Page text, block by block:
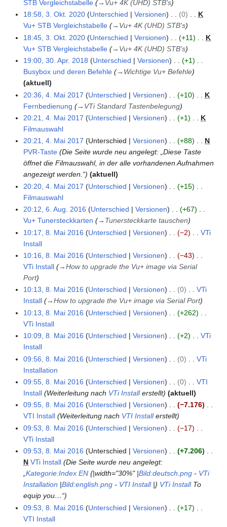
g
u
n
g
s
s
u
n
g
f
a
s
s
u
n
g
e
n
f
a
s
s
u
n
g
s
a
m
m
e
n
f
a
s
s
u
n
g
u
s
a
m
m
e
n
f
a
s
s
u
n
g
u
s
a
m
m
e
n
f
a
s
s
u
n
g
i
t
u
s
a
m
m
e
n
f
a
s
s
u
n
g
2
r
b
e
i
g
u
s
a
m
m
e
n
f
a
s
s
u
n
g
0
1
B
e
a
r
b
e
i
z
u
s
a
m
m
e
n
f
a
s
s
u
n
g
b
2
O
b
2
2
STB Vergleichstabelle → Vu+ 4K (UHD) STB's
18:58, 3. Okt. 2020
Unterschied Versionen 0
K
Vu+ STB Vergleichstabelle → Vu+ 4K (UHD) STB's
18:45, 3. Okt. 2020
Unterschied Versionen +11
K
Vu+ STB Vergleichstabelle → Vu+ 4K (UHD) STB's
3
A
8
19:00, 30. Apr. 2018 Unterschied Versionen
+1
Busybox und deren Befehle → Wichtige Vu+ Befehle
aktuell
4
M
7
20:36, 4. Mai 2017 Unterschied Versionen +10
K
Fernbedienung
→ VTi Standard Tastenbelegung
20:21, 4. Mai 2017
Unterschied Versionen +1
K
Filmauswahl
K
e
i
n
e
B
e
a
r
b
e
i
t
u
s
a
m
m
e
n
f
a
s
s
u
n
g
20:21, 4. Mai 2017 Unterschied Versionen +88
N
PVR-Taste Die Seite wurde neu angelegt: „Diese Taste
öffnet die Filmauswahl, in der alle vorhandenen Aufnahmen
angezeigt werden.“
aktuell
20:20, 4. Mai 2017
Unterschied Versionen
+15
Filmauswahl
K
e
i
n
e
B
e
a
r
b
e
s
z
u
s
a
m
m
e
n
f
a
s
s
6
A
g
0
6
20:12, 6. Aug. 2016 Unterschied Versionen
+67
Vu+ Tunersteckkarten
→ Tunersteckkarte tauschen
8
M
2
1
10:17, 8. Mai 2016 Unterschied Versionen −2
VTi
Install
K
e
i
n
e
B
e
a
r
b
e
s
z
u
s
a
m
m
e
n
10:16, 8. Mai 2016 Unterschied Versionen
−43
VTi Install →How to upgrade the Vu+ image via Serial
Port
10:13, 8. Mai 2016
Unterschied Versionen 0
VTi
Install →How to upgrade the Vu+ image via Serial Port
10:13, 8. Mai 2016
Unterschied Versionen
+262
VTi Install
K
e
i
n
e
B
e
a
r
b
t
10:09, 8. Mai 2016 Unterschied Versionen +2
VTi
Install
K
e
i
n
e
B
e
a
r
b
e
i
09:56, 8. Mai 2016 Unterschied Versionen 0
VTi
Installation
K
e
i
n
e
B
e
a
b
i
t
09:55, 8. Mai 2016 Unterschied Versionen 0
VTI
Install Weiterleitung nach VTi Installerstellt
aktuell
09:55, 8. Mai 2016
Unterschied Versionen
−7.176
VTI Install Weiterleitung nach VTI Installerstellt
09:53, 8. Mai 2016
Unterschied Versionen
−17
VTi Install
K
e
n
e
B
e
09:53, 8. Mai 2016 Unterschied Versionen
+7.206
N VTi Install Die Seite wurde neu angelegt:
„Kategorie:Index EN {|width="30%" |Bild:deutsch.png - VTi
Installation |Bild:english.png - VTI Install|} VTi InstallTo
equip you…“
09:53, 8. Mai 2016
Unterschied Versionen
+17
VTI Install